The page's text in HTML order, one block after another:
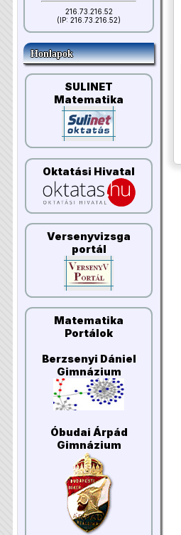
216.73.216.52
(IP: 216.73.216.52)
Honlapok
SULINET
Matematika
Oktatási Hivatal
Versenyvizsga
portál
Matematika
Portálok
Berzsenyi Dániel
Gimnázium
Óbudai Árpád
Gimnázium